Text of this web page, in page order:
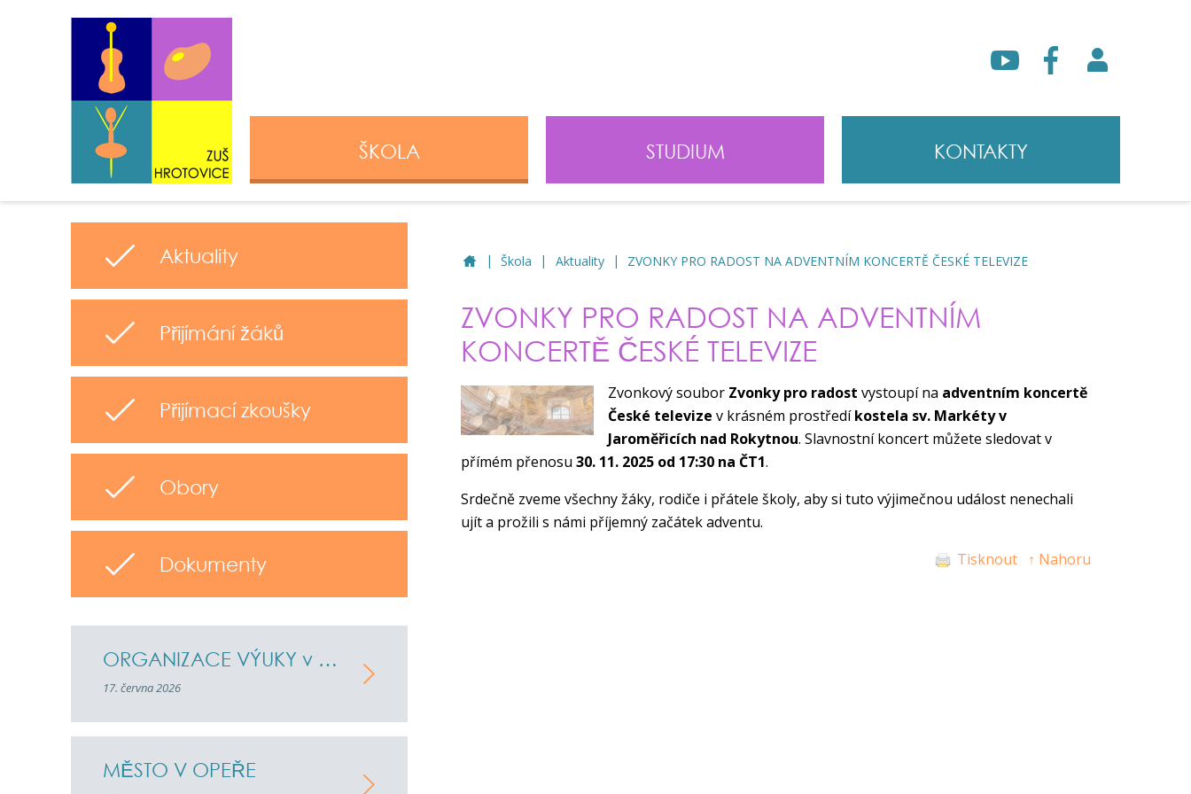
ŠKOLA STUDIUM KONTAKTY
ZUŠ Hrotovice
| Škola | Aktuality | ZVONKY PRO RADOST NA ADVENTNÍM KONCERTĚ ČESKÉ TELEVIZE
ZVONKY PRO RADOST NA ADVENTNÍM
KONCERTĚ ČESKÉ TELEVIZE
Zvonkový soubor Zvonky pro radost vystoupí na adventním koncertě
České televize v krásném prostředíkostela sv. Markéty v
Jaroměřicích nad Rokytnou. Slavnostní koncert můžete sledovat v
přímém přenosu 30. 11. 2025 od 17:30 na ČT1.
Srdečně zveme všechny žáky, rodiče i přátele školy, aby si tuto výjimečnou událost nenechali
ujít a prožili s námi příjemný začátek adventu.
Tisknout
↑ Nahoru
Aktuality
Přijímání žáků
Přijímací zkoušky
Obory
Dokumenty
ORGANIZACE VÝUKY v týdnu od 22.6.2026 do 26.6.2026
17. června 2026
MĚSTO V OPEŘE